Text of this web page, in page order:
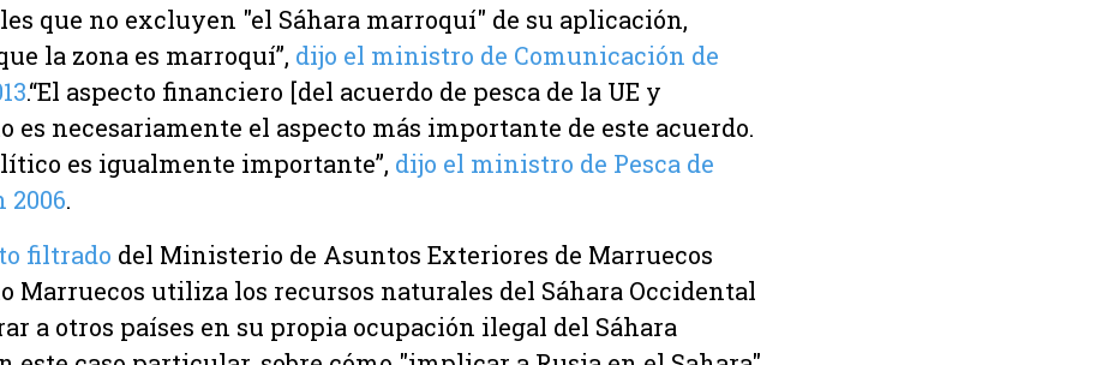
que no excluyen "el Sáhara marroquí" de su aplicación,
la zona es marroquí”, dijo el ministro de Comunicación de
.“El aspecto financiero [del acuerdo de pesca de la UE y
es necesariamente el aspecto más importante de este acuerdo.
es igualmente importante”, dijo el ministro de Pesca de
2006.
filtrado del Ministerio de Asuntos Exteriores de Marruecos
Marruecos utiliza los recursos naturales del Sáhara Occidental
a otros países en su propia ocupación ilegal del Sáhara